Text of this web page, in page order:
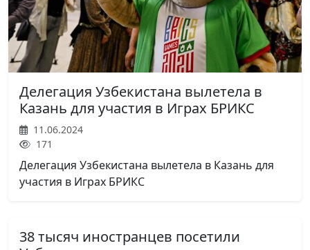
Делегация Узбекистана вылетела в
Казань для участия в Играх БРИКС
11.06.2024
171
Делегация Узбекистана вылетела в Казань для
участия в Играх БРИКС
38 тысяч иностранцев посетили